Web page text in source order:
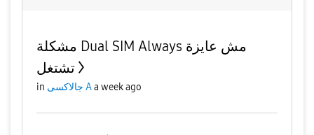
مشكلة Dual SIM Always مش عايزة
تشتغل
in جالاكسى Aa week ago